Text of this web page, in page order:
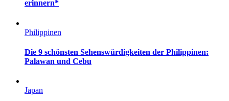
erinnern*
Philippinen
Die 9 schönsten Sehenswürdigkeiten der Philippinen:
Palawan und Cebu
Japan